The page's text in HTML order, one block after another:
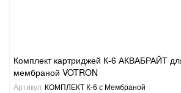
Комплект картриджей К-6 АКВАБРАЙТ
мембраной VOTRON
Артикул КОМПЛЕКТ К-6 с Мембраной